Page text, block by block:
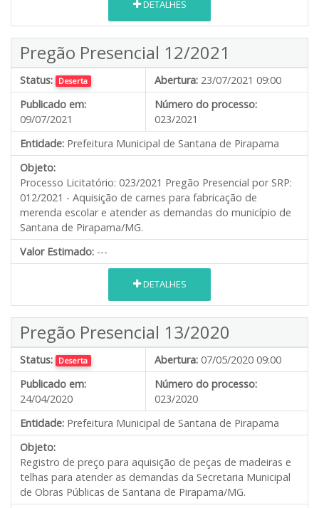
DETALHES
Pregão Presencial 12/2021
Status: Deserta Abertura: 23/07/2021 09:00
Publicado em:
09/07/2021
Número do processo:
023/2021
Entidade: Prefeitura Municipal de Santana de Pirapama
Objeto:
Processo Licitatório: 023/2021 Pregão Presencial por SRP:
012/2021 - Aquisição de carnes para fabricação de
merenda escolar e atender as demandas do município de
Santana de Pirapama/MG.
Valor Estimado: ---
DETALHES
Pregão Presencial 13/2020
Status: Deserta Abertura: 07/05/2020 09:00
Publicado em:
24/04/2020
Número do processo:
023/2020
Entidade: Prefeitura Municipal de Santana de Pirapama
Objeto:
Registro de preço para aquisição de peças de madeiras e
telhas para atender as demandas da Secretaria Municipal
de Obras Públicas de Santana de Pirapama/MG.